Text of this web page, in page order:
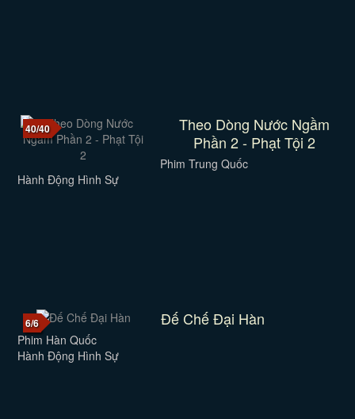
40/40
Theo Dòng Nước Ngầm
Phần 2 - Phạt Tội 2
Phim Trung Quốc
Hành Động Hình Sự
6/6 Đế Chế Đại Hàn
Phim Hàn Quốc
Hành Động Hình Sự